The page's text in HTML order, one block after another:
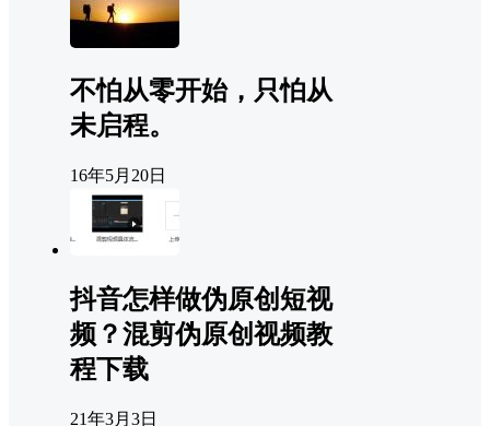
不怕从零开始，只怕从
未启程。
16年5月20日
抖音怎样做伪原创短视
频？混剪伪原创视频教
程下载
21年3月3日